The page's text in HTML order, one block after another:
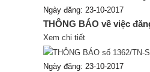
Ngày đăng: 23-10-2017
THÔNG BÁO về việc
Xem chi tiết
Ngày đăng: 23-10-2017